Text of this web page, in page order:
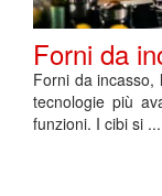
Forni da
Forni da incasso,
tecnologie più
funzioni. I cibi si ...